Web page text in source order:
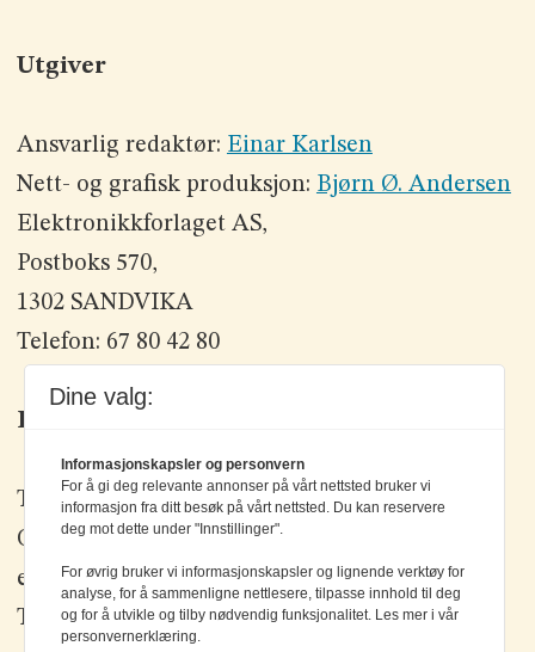
Utgiver
Ansvarlig redaktør: Einar Karlsen
Nett- og grafisk produksjon: Bjørn Ø. Andersen
Elektronikkforlaget AS,
Postboks 570,
1302 SANDVIKA
Telefon: 67 80 42 80
Kontakt oss
Tlf: +47 67 80 42 80
Olav Brunborgs vei 6, 1396 Billingstad
epost: elektronikk@elektronikkforlaget.no
Tips oss:tips@elektronikkforlaget.no
Dine valg:
Informasjonskapsler og personvern
For å gi deg relevante annonser på vårt nettsted bruker vi
informasjon fra ditt besøk på vårt nettsted. Du kan reservere
deg mot dette under "Innstillinger".
For øvrig bruker vi informasjonskapsler og lignende verktøy for
analyse, for å sammenligne nettlesere, tilpasse innhold til deg
og for å utvikle og tilby nødvendig funksjonalitet. Les mer i vår
personvernerklæring.